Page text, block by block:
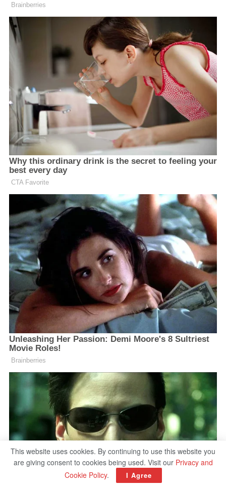
This website uses cookies. By continuing to use this website you
are giving consent to cookies being used. Visit our Privacy and
Cookie Policy. I Agree